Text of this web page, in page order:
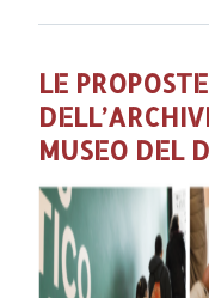
LE
MUSEO DEL